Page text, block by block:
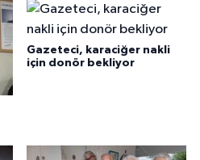
Gazeteci, karaciğer nakli
için donör bekliyor